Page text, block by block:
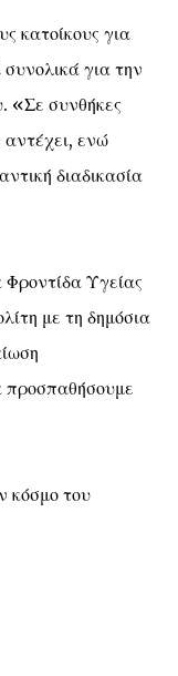
κατοίκους για
συνολικά για την
«Σε συνθήκες
ενώ
διαδικασία
Υγείας
με τη δημόσια
προσπαθήσουμε
κόσμο του